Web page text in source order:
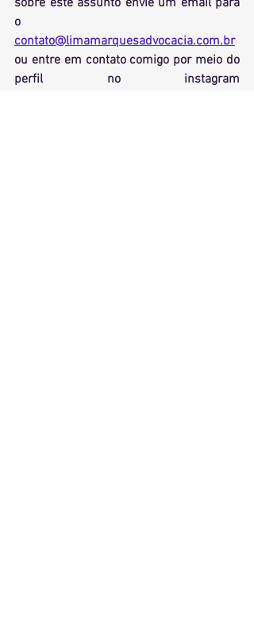
sobre este assunto envie um email para
contato@limamarquesadvocacia.com.br
ou entre em contato comigo por meio do
perfil no instagram